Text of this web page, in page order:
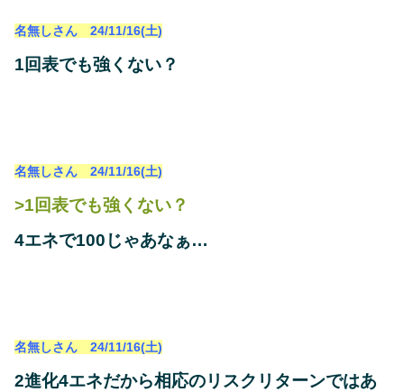
名無しさん 24/11/16(土)
1回表でも強くない？
名無しさん 24/11/16(土)
>1回表でも強くない？
4エネで100じゃあなぁ…
名無しさん 24/11/16(土)
2進化4エネだから相応のリスクリターンではあ